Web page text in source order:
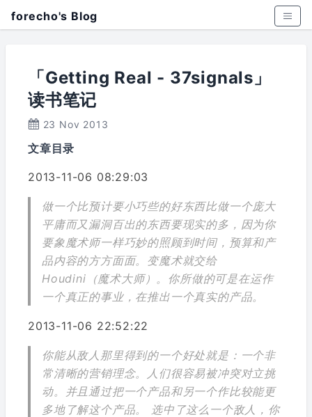
forecho's Blog
「Getting Real - 37signals」
读书笔记
23 Nov 2013
文章目录
2013-11-06 08:29:03
做一个比预计要小巧些的好东西比做一个庞大
平庸而又漏洞百出的东西要现实的多，因为你
要象魔术师一样巧妙的照顾到时间，预算和产
品内容的方方面面。变魔术就交给
Houdini（魔术大师）。你所做的可是在运作
一个真正的事业，在推出一个真实的产品。
2013-11-06 22:52:22
你能从敌人那里得到的一个好处就是：一个非
常清晰的营销理念。人们很容易被冲突对立挑
动。并且通过把一个产品和另一个作比较能更
多地了解这个产品。 选中了这么一个敌人，你